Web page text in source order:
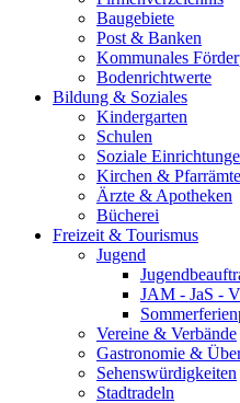
Baugebiete
Post & Banken
Kommunales
Bodenrichtwerte
Bildung & Soziales
Kindergarten
Schulen
Soziale
Kirchen &
Ärzte & Apotheken
Bücherei
Freizeit & Tourismus
Jugend
JAM - JaS -
Vereine & Verbände
Gastronomie &
Sehenswürdigkeiten
Stadtradeln